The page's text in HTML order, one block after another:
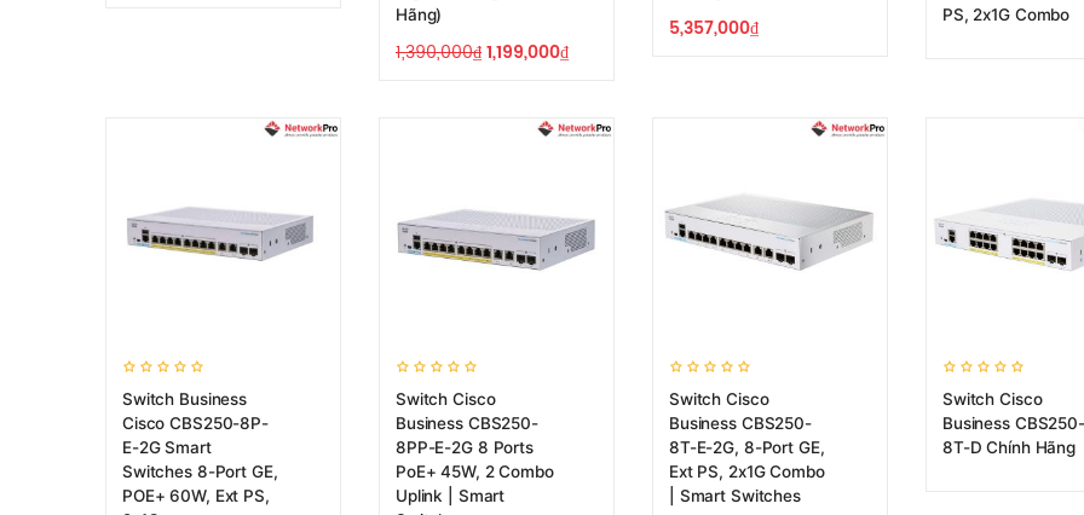
Hãng)
1,390,000₫1,199,000₫
5,357,000₫
PS, 2x1G Combo
Switch Business
Cisco CBS250-8P-
E-2G Smart
Switches 8-Port GE,
POE+ 60W, Ext PS,
Switch Cisco
Business CBS250-
8PP-E-2G 8 Ports
PoE+ 45W, 2 Combo
Uplink | Smart
Switch Cisco
Business CBS250-
8T-E-2G, 8-Port GE,
Ext PS, 2x1G Combo
| Smart Switches
Switch Cisco
Business CBS250-
8T-D Chính Hãng